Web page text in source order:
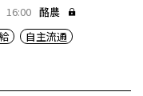
16:00 酪農
自主流通